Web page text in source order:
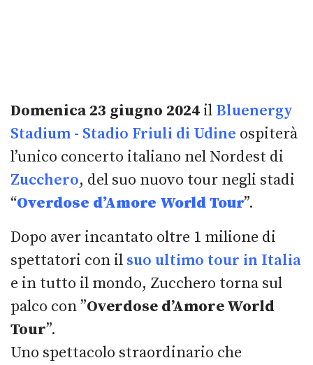
Domenica 23 giugno 2024 il Bluenergy
Stadium - Stadio Friuli di Udine ospiterà
l’unico concerto italiano nel Nordest di
Zucchero, del suo nuovo tour negli stadi
“Overdose d’Amore World Tour”.
Dopo aver incantato oltre 1 milione di
spettatori con il suo ultimo tour in Italia
e in tutto il mondo, Zucchero torna sul
palco con ”Overdose d’Amore World
Tour”.
Uno spettacolo straordinario che